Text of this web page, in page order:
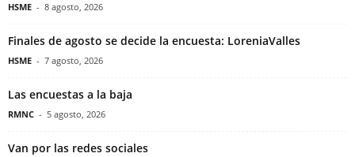
HSME - 8 agosto, 2026
Finales de agosto se decide la encuesta: LoreniaValles
HSME - 7 agosto, 2026
Las encuestas a la baja
RMNC - 5 agosto, 2026
Van por las redes sociales